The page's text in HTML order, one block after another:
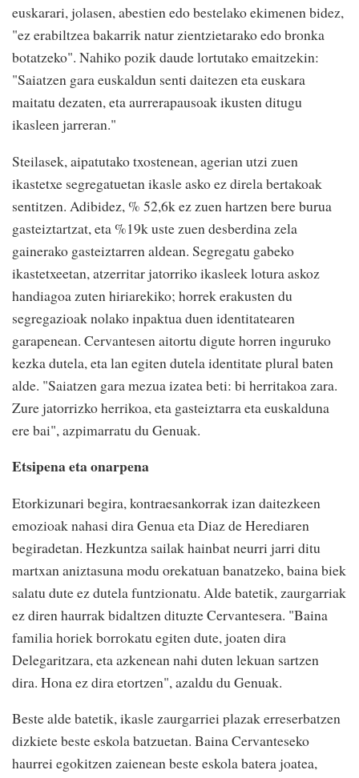
euskarari, jolasen, abestien edo bestelako ekimenen bidez,
"ez erabiltzea bakarrik natur zientzietarako edo bronka
botatzeko". Nahiko pozik daude lortutako emaitzekin:
"Saiatzen gara euskaldun senti daitezen eta euskara
maitatu dezaten, eta aurrerapausoak ikusten ditugu
ikasleen jarreran."
Steilasek, aipatutako txostenean, agerian utzi zuen
ikastetxe segregatuetan ikasle asko ez direla bertakoak
sentitzen. Adibidez, % 52,6k ez zuen hartzen bere burua
gasteiztartzat, eta %19k uste zuen desberdina zela
gainerako gasteiztarren aldean. Segregatu gabeko
ikastetxeetan, atzerritar jatorriko ikasleek lotura askoz
handiagoa zuten hiriarekiko; horrek erakusten du
segregazioak nolako inpaktua duen identitatearen
garapenean. Cervantesen aitortu digute horren inguruko
kezka dutela, eta lan egiten dutela identitate plural baten
alde. "Saiatzen gara mezua izatea beti: bi herritakoa zara.
Zure jatorrizko herrikoa, eta gasteiztarra eta euskalduna
ere bai", azpimarratu du Genuak.
Etsipena eta onarpena
Etorkizunari begira, kontraesankorrak izan daitezkeen
emozioak nahasi dira Genua eta Diaz de Herediaren
begiradetan. Hezkuntza sailak hainbat neurri jarri ditu
martxan aniztasuna modu orekatuan banatzeko, baina biek
salatu dute ez dutela funtzionatu. Alde batetik, zaurgarriak
ez diren haurrak bidaltzen dituzte Cervantesera. "Baina
familia horiek borrokatu egiten dute, joaten dira
Delegaritzara, eta azkenean nahi duten lekuan sartzen
dira. Hona ez dira etortzen", azaldu du Genuak.
Beste alde batetik, ikasle zaurgarriei plazak erreserbatzen
dizkiete beste eskola batzuetan. Baina Cervanteseko
haurrei egokitzen zaienean beste eskola batera joatea,